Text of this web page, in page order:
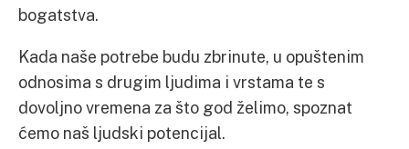
bogatstva.
Kada naše potrebe budu zbrinute, u opuštenim
odnosima s drugim ljudima i vrstama te s
dovoljno vremena za što god želimo, spoznat
ćemo naš ljudski potencijal.